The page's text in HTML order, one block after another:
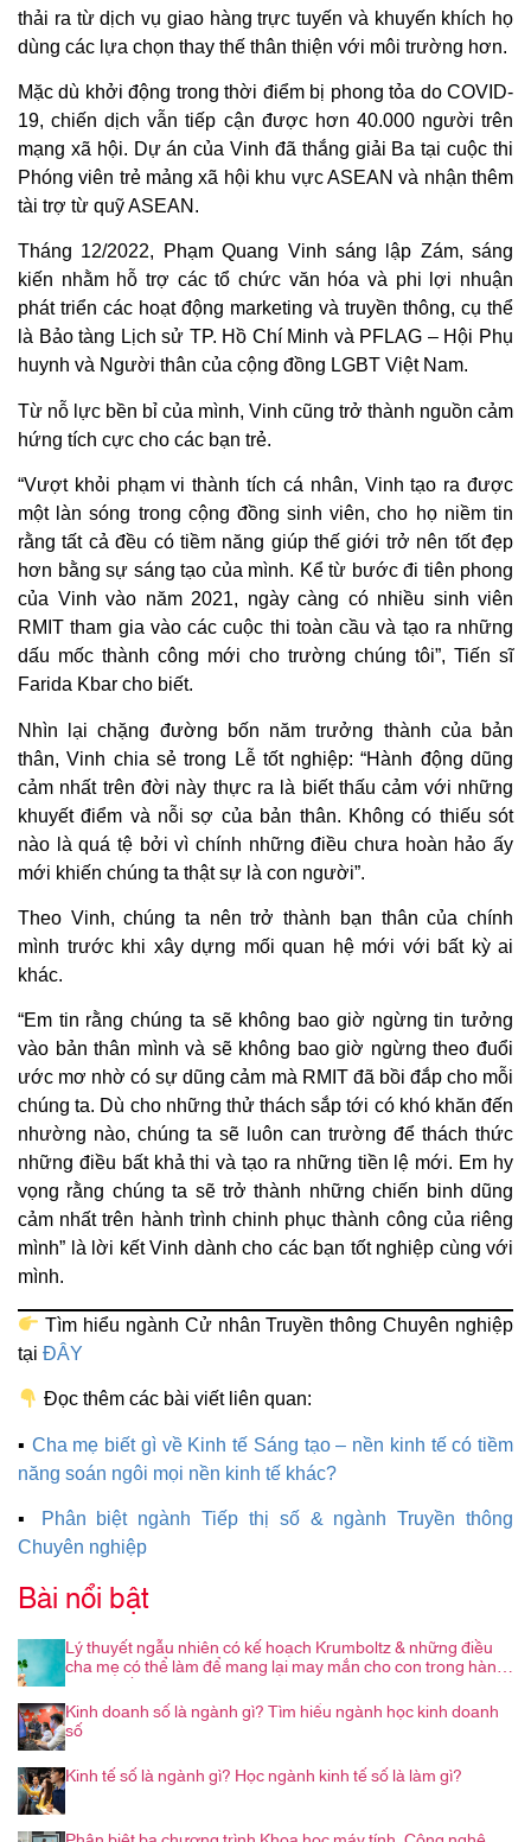
thải ra từ dịch vụ giao hàng trực tuyến và khuyến khích họ
dùng các lựa chọn thay thế thân thiện với môi trường hơn.
Mặc dù khởi động trong thời điểm bị phong tỏa do COVID-
19, chiến dịch vẫn tiếp cận được hơn 40.000 người trên
mạng xã hội. Dự án của Vinh đã thắng giải Ba tại cuộc thi
Phóng viên trẻ mảng xã hội khu vực ASEAN và nhận thêm
tài trợ từ quỹ ASEAN.
Tháng 12/2022, Phạm Quang Vinh sáng lập Zám, sáng
kiến nhằm hỗ trợ các tổ chức văn hóa và phi lợi nhuận
phát triển các hoạt động marketing và truyền thông, cụ thể
là Bảo tàng Lịch sử TP. Hồ Chí Minh và PFLAG – Hội Phụ
huynh và Người thân của cộng đồng LGBT Việt Nam.
Từ nỗ lực bền bỉ của mình, Vinh cũng trở thành nguồn cảm
hứng tích cực cho các bạn trẻ.
“Vượt khỏi phạm vi thành tích cá nhân, Vinh tạo ra được
một làn sóng trong cộng đồng sinh viên, cho họ niềm tin
rằng tất cả đều có tiềm năng giúp thế giới trở nên tốt đẹp
hơn bằng sự sáng tạo của mình. Kể từ bước đi tiên phong
của Vinh vào năm 2021, ngày càng có nhiều sinh viên
RMIT tham gia vào các cuộc thi toàn cầu và tạo ra những
dấu mốc thành công mới cho trường chúng tôi”, Tiến sĩ
Farida Kbar cho biết.
Nhìn lại chặng đường bốn năm trưởng thành của bản
thân, Vinh chia sẻ trong Lễ tốt nghiệp: “Hành động dũng
cảm nhất trên đời này thực ra là biết thấu cảm với những
khuyết điểm và nỗi sợ của bản thân. Không có thiếu sót
nào là quá tệ bởi vì chính những điều chưa hoàn hảo ấy
mới khiến chúng ta thật sự là con người”.
Theo Vinh, chúng ta nên trở thành bạn thân của chính
mình trước khi xây dựng mối quan hệ mới với bất kỳ ai
khác.
“Em tin rằng chúng ta sẽ không bao giờ ngừng tin tưởng
vào bản thân mình và sẽ không bao giờ ngừng theo đuổi
ước mơ nhờ có sự dũng cảm mà RMIT đã bồi đắp cho mỗi
chúng ta. Dù cho những thử thách sắp tới có khó khăn đến
nhường nào, chúng ta sẽ luôn can trường để thách thức
những điều bất khả thi và tạo ra những tiền lệ mới. Em hy
vọng rằng chúng ta sẽ trở thành những chiến binh dũng
cảm nhất trên hành trình chinh phục thành công của riêng
mình” là lời kết Vinh dành cho các bạn tốt nghiệp cùng với
mình.
Tìm hiểu ngành Cử nhân Truyền thông Chuyên nghiệp
tại ĐÂY
Đọc thêm các bài viết liên quan:
▪ Cha mẹ biết gì về Kinh tế Sáng tạo – nền kinh tế có tiềm
năng soán ngôi mọi nền kinh tế khác?
▪
Phân biệt ngành Tiếp thị số & ngành Truyền thông
Chuyên nghiệp
Bài nổi bật
Lý thuyết ngẫu nhiên có kế hoạch Krumboltz & những điều
cha mẹ có thể làm để mang lại may mắn cho con trong hành
trình nghề nghiệp
Kinh doanh số là ngành gì? Tìm hiểu ngành học kinh doanh
số
Kinh tế số là ngành gì? Học ngành kinh tế số là làm gì?